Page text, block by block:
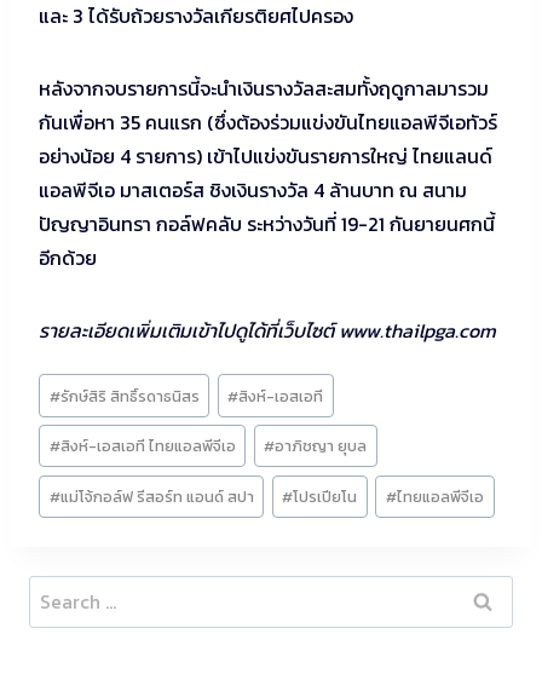
และ 3 ได้รับถ้วยรางวัลเกียรติยศไปครอง
หลังจากจบรายการนี้จะนำเงินรางวัลสะสมทั้งฤดูกาลมารวม
กันเพื่อหา 35 คนแรก (ซึ่งต้องร่วมแข่งขันไทยแอลพีจีเอทัวร์
อย่างน้อย 4 รายการ) เข้าไปแข่งขันรายการใหญ่ ไทยแลนด์
แอลพีจีเอ มาสเตอร์ส ชิงเงินรางวัล 4 ล้านบาท ณ สนาม
ปัญญาอินทรา กอล์ฟคลับ ระหว่างวันที่ 19-21 กันยายนศกนี้
อีกด้วย
รายละเอียดเพิ่มเติมเข้าไปดูได้ที่เว็บไซต์ www.thailpga.com
Post
Tags:
#รักษ์สิริ สิทธิ์รดาธนิสร #สิงห์-เอสเอที
#สิงห์-เอสเอที ไทยแอลพีจีเอ #อาภิชญา ยุบล
#แม่โจ้กอล์ฟ รีสอร์ท แอนด์ สปา #โปรเปียโน #ไทยแอลพีจีเอ
Search
for: